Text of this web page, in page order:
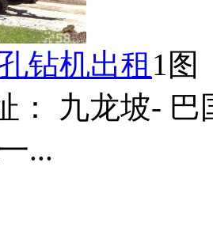
钻机出租 1图
： 九龙坡-
...